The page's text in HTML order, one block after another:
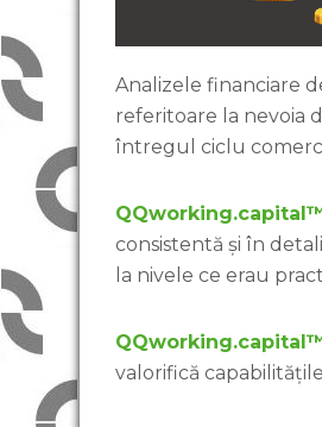
Analizele financiare
referitoare la nevoia
întregul ciclu
consistentă și în
la nivele ce erau
valorifică